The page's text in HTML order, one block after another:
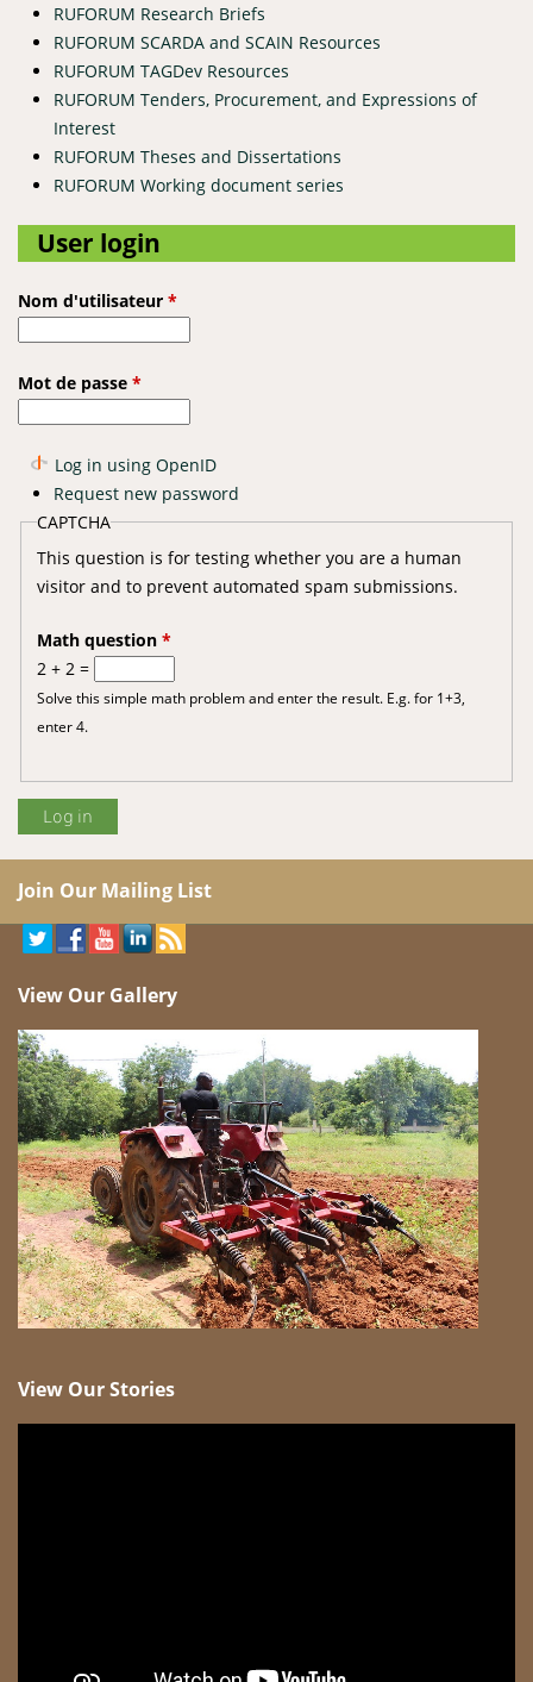
RUFORUM Research Briefs
RUFORUM SCARDA and SCAIN Resources
RUFORUM TAGDev Resources
RUFORUM Tenders, Procurement, and Expressions of
Interest
RUFORUM Theses and Dissertations
RUFORUM Working document series
User login
Nom d'utilisateur *
Mot de passe *
Log in using OpenID
Request new password
CAPTCHA
This question is for testing whether you are a human
visitor and to prevent automated spam submissions.
Math question *
2 + 2 =
Solve this simple math problem and enter the result. E.g. for 1+3,
enter 4.
Join Our Mailing List
View Our Gallery
View Our Stories